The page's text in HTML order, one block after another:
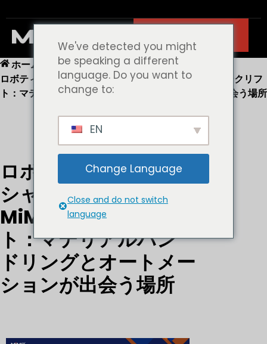
ホーム
ニュース
ロボティクス・ワルシャワ2026におけるMiMAフォークリフ
ト：マテリアルハンドリングとオートメーションが出会う場所
ロボティクス・ワル
シャワ2026における
MiMAフォークリフ
ト：マテリアルハン
ドリングとオートメー
ションが出会う場所
We've detected you might
be speaking a different
language. Do you want to
change to:
EN
Change Language
Close and do not switch
language